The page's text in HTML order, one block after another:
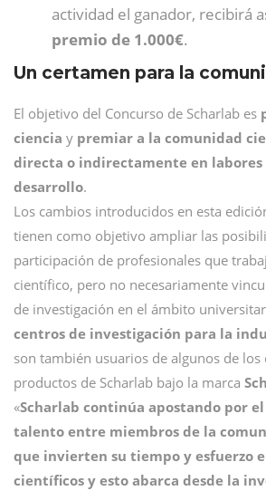
actividad el ganador, recibirá
premio de 1.000€.
Un certamen para la
El objetivo del Concurso de Scharlab es
ciencia y premiar a la comunidad
directa o indirectamente en
desarrollo.
Los cambios introducidos en esta
tienen como objetivo ampliar las
participación de profesionales que
científico, pero no necesariamente
de investigación en el ámbito
centros de investigación para la
son también usuarios de algunos de
productos de Scharlab bajo la marca
«Scharlab continúa apostando por
talento entre miembros de la
que invierten su tiempo y esfuerzo
científicos y esto abarca desde la